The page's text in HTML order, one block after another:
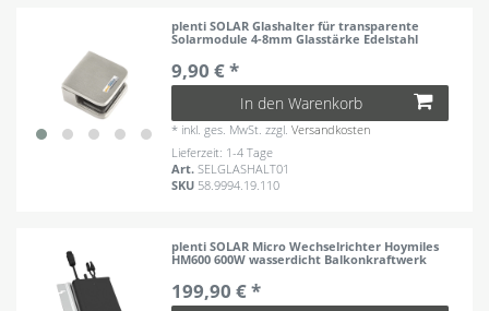
plenti SOLAR Glashalter für transparente
Solarmodule 4-8mm Glasstärke Edelstahl
9,90 € *
In den Warenkorb
* inkl. ges. MwSt. zzgl.Versandkosten
Lieferzeit: 1-4 Tage
Art.SELGLASHALT01
SKU 58.9994.19.110
plenti SOLAR Micro Wechselrichter Hoymiles
HM600 600W wasserdicht Balkonkraftwerk
199,90 € *